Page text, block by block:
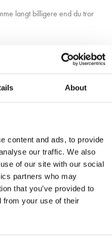
About
content and ads, to provide
our traffic. We also
of our site with our social
partners who may
that you’ve provided to
from your use of their
langt billigere end du tror